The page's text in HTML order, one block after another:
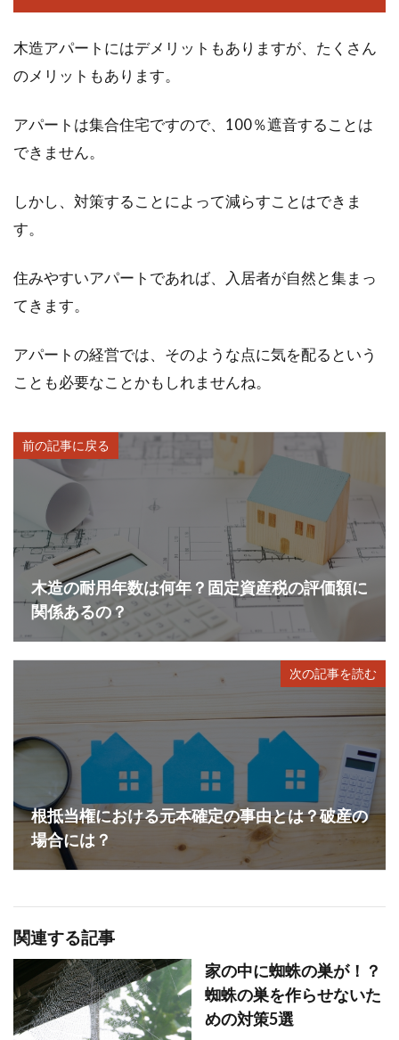
木造アパートにはデメリットもありますが、たくさん
のメリットもあります。
アパートは集合住宅ですので、100％遮音することは
できません。
しかし、対策することによって減らすことはできま
す。
住みやすいアパートであれば、入居者が自然と集まっ
てきます。
アパートの経営では、そのような点に気を配るという
ことも必要なことかもしれませんね。
前の記事に戻る
木造の耐用年数は何年？固定資産税の評価額に
関係あるの？
次の記事を読む
根抵当権における元本確定の事由とは？破産の
場合には？
関連する記事
家の中に蜘蛛の巣が！？
蜘蛛の巣を作らせないた
めの対策5選